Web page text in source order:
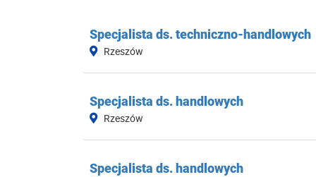
Specjalista ds. techniczno-handlowych
Rzeszów
Specjalista ds. handlowych
Rzeszów
Specjalista ds. handlowych